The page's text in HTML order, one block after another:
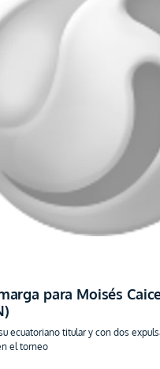
para Moisés
ecuatoriano titular y con dos
el torneo